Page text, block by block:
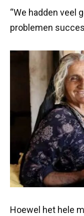
“We hadden veel
problemen
Hoewel het hele